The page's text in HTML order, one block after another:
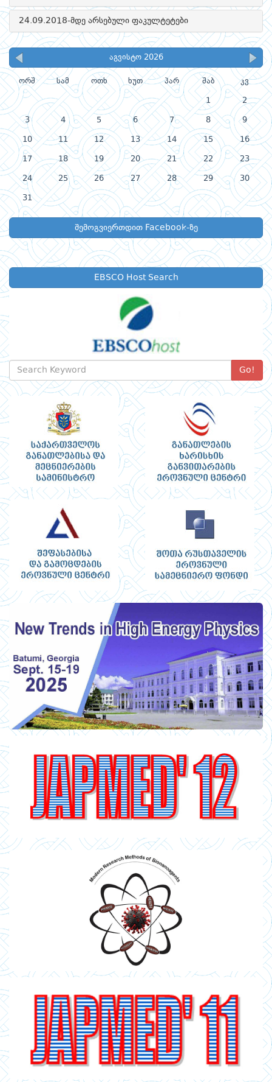
24.09.2018-მდე არსებული ფაკულტეტები
აგვისტო 2026
ორშ სამ ოთხ ხუთ პარ შაბ კვ
1 2
3 4 5 6 7 8 9
10 11 12 13 14 15 16
17 18 19 20 21 22 23
24 25 26 27 28 29 30
31
შემოგვიერთდით Facebook-ზე
EBSCO Host Search
Go!